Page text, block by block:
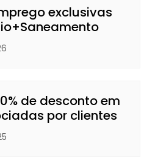
exclusivas
de desconto em
por clientes